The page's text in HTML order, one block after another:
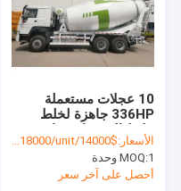
مقطورة مسطحة
مقطورة ذات سرير
مقطورة تفريغ
مقطورة الاسمنت السائبة
10 عجلات مستعملة
336HP جاهزة لخلط
الأسعار:$14000/unit-$18000/unit
MOQ:1 وحدة
أحصل على آخر سعر